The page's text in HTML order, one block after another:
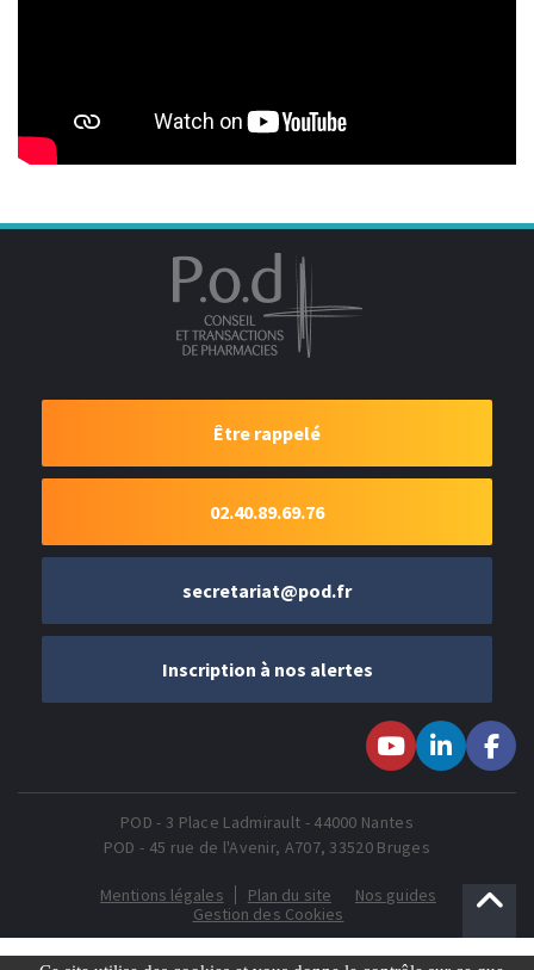
Être rappelé
02.40.89.69.76
secretariat@pod.fr
Inscription à nos alertes
Youtubesur LinkedIn
nous sur
POD - 3 Place Ladmirault - 44000 Nantes
POD - 45 rue de l'Avenir, A707, 33520 Bruges
Mentions légales Plan du site
Nos guides
Gestion des Cookies